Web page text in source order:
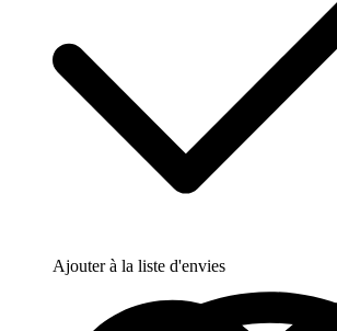
Ajouter à la liste d'envies